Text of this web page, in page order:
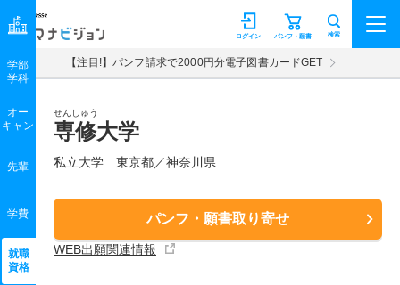
マナビジョン パンフ・願書
ログイン 検索
【注目!】パンフ請求で2000円分電子図書カードGET
せんしゅう
専修大学
私立大学 東京都／神奈川県
パンフ・願書取り寄せ
WEB出願関連情報
学部
学科
オー
キャン
先輩
学費
就職
資格